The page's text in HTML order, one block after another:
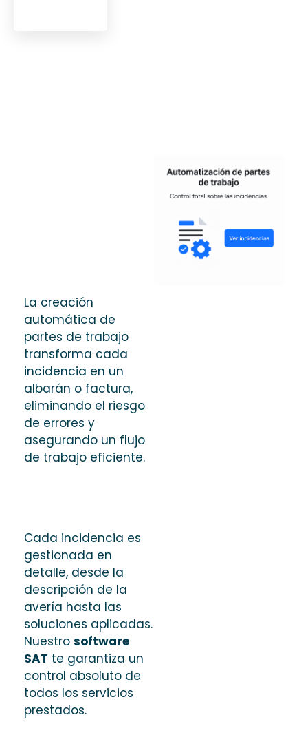
La creación
automática de
partes de trabajo
transforma cada
incidencia en un
albarán o factura,
eliminando el riesgo
de errores y
asegurando un flujo
de trabajo eficiente.
Cada incidencia es
gestionada en
detalle, desde la
descripción de la
avería hasta las
soluciones aplicadas.
Nuestro software
SAT te garantiza un
control absoluto de
todos los servicios
prestados.